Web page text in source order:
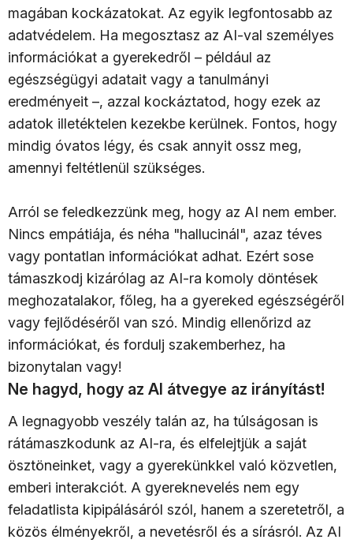
magában kockázatokat. Az egyik legfontosabb az
adatvédelem. Ha megosztasz az AI-val személyes
információkat a gyerekedről – például az
egészségügyi adatait vagy a tanulmányi
eredményeit –, azzal kockáztatod, hogy ezek az
adatok illetéktelen kezekbe kerülnek. Fontos, hogy
mindig óvatos légy, és csak annyit ossz meg,
amennyi feltétlenül szükséges.
Arról se feledkezzünk meg, hogy az AI nem ember.
Nincs empátiája, és néha "hallucinál", azaz téves
vagy pontatlan információkat adhat. Ezért sose
támaszkodj kizárólag az AI-ra komoly döntések
meghozatalakor, főleg, ha a gyereked egészségéről
vagy fejlődéséről van szó. Mindig ellenőrizd az
információkat, és fordulj szakemberhez, ha
bizonytalan vagy!
Ne hagyd, hogy az AI átvegye az irányítást!
A legnagyobb veszély talán az, ha túlságosan is
rátámaszkodunk az AI-ra, és elfelejtjük a saját
ösztöneinket, vagy a gyerekünkkel való közvetlen,
emberi interakciót. A gyereknevelés nem egy
feladatlista kipipálásáról szól, hanem a szeretetről, a
közös élményekről, a nevetésről és a sírásról. Az AI